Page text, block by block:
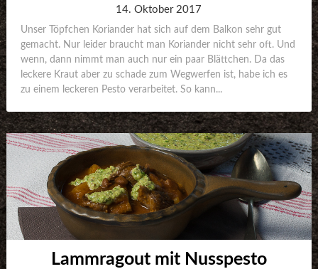
14. Oktober 2017
Unser Töpfchen Koriander hat sich auf dem Balkon sehr gut
gemacht. Nur leider braucht man Koriander nicht sehr oft. Und
wenn, dann nimmt man auch nur ein paar Blättchen. Da das
leckere Kraut aber zu schade zum Wegwerfen ist, habe ich es
zu einem leckeren Pesto verarbeitet. So kann...
Lammragout mit Nusspesto